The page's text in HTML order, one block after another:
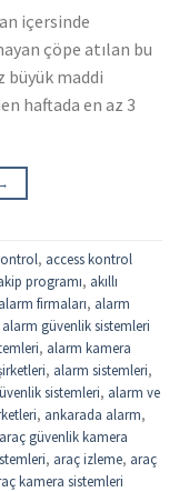
içersinde
çöpe atılan bu
büyük maddi
haftada en az 3
, access kontrol
programı, akıllı
alarm firmaları, alarm
alarm güvenlik sistemleri
, alarm kamera
, alarm sistemleri,
sistemleri, alarm ve
, ankarada alarm,
araç güvenlik kamera
, araç izleme, araç
kamera sistemleri